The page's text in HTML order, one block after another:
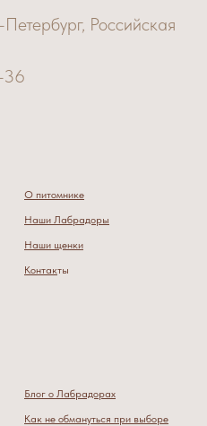
Российская
36
О питомнике
Наши Лабрадоры
Наши щенки
Контакты
Блог о Лабрадорах
Как не обмануться при выборе